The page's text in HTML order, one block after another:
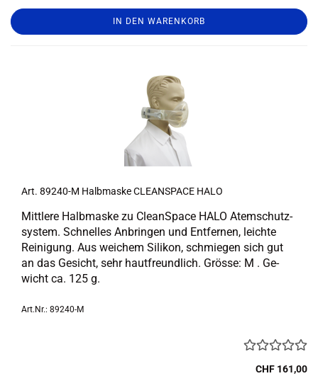
IN DEN WARENKORB
Art. 89240-​​M Halb­mas­ke CLE­AN­SPACE HALO
Mitt­le­re Halb­mas­ke zu Cle­an­Space HALO Atem­schutz­
sys­tem. Schnel­les An­brin­gen und Ent­fer­nen, leich­te
Rei­ni­gung. Aus wei­chem Si­li­kon, schmie­gen sich gut
an das Ge­sicht, sehr haut­freund­lich. Grös­se: M . Ge­
wicht ca. 125 g.
Art.Nr.: 89240-M
CHF 161,00